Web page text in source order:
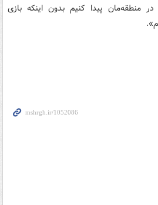
منطقه‌مان پیدا کنیم بدون اینکه بازی